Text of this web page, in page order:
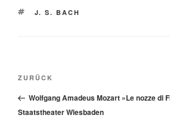
SCHLAGWÖRTER
J. S. BACH
Beitragsnavigation
Vorheriger
Beitrag
ZURÜCK
Wolfgang Amadeus Mozart »Le nozze di
Staatstheater Wiesbaden